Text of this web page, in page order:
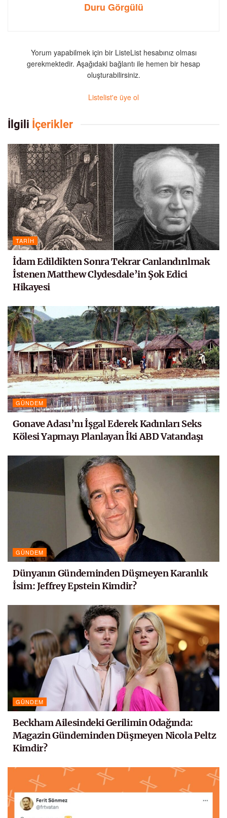
Duru Görgülü
Yorum yapabilmek için bir ListeList hesabınız olması
gerekmektedir. Aşağıdaki bağlantı ile hemen bir hesap
oluşturabilirsiniz.
Listelist'e üye ol
İlgili İçerikler
TARIH
İdam Edildikten Sonra Tekrar Canlandırılmak
İstenen Matthew Clydesdale’in Şok Edici
Hikayesi
GÜNDEM
Gonave Adası’nı İşgal Ederek Kadınları Seks
Kölesi Yapmayı Planlayan İki ABD Vatandaşı
GÜNDEM
Dünyanın Gündeminden Düşmeyen Karanlık
İsim: Jeffrey Epstein Kimdir?
GÜNDEM
Beckham Ailesindeki Gerilimin Odağında:
Magazin Gündeminden Düşmeyen Nicola Peltz
Kimdir?